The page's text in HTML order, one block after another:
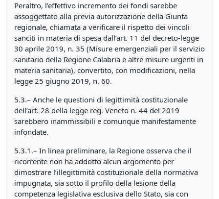
Peraltro, l’effettivo incremento dei fondi sarebbe
assoggettato alla previa autorizzazione della Giunta
regionale, chiamata a verificare il rispetto dei vincoli
sanciti in materia di spesa dall’art. 11 del decreto-legge
30 aprile 2019, n. 35 (Misure emergenziali per il servizio
sanitario della Regione Calabria e altre misure urgenti in
materia sanitaria), convertito, con modificazioni, nella
legge 25 giugno 2019, n. 60.
5.3.– Anche le questioni di legittimità costituzionale
dell’art. 28 della legge reg. Veneto n. 44 del 2019
sarebbero inammissibili e comunque manifestamente
infondate.
5.3.1.– In linea preliminare, la Regione osserva che il
ricorrente non ha addotto alcun argomento per
dimostrare l’illegittimità costituzionale della normativa
impugnata, sia sotto il profilo della lesione della
competenza legislativa esclusiva dello Stato, sia con